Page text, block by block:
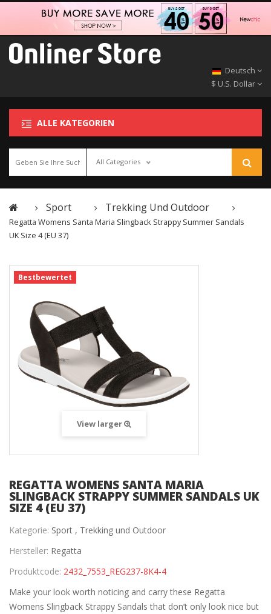
Deutsch
$ U.S. Dollar
ALLE KATEGORIEN
All Categories
Sport Trekking Und Outdoor
Regatta Womens Santa Maria Slingback Strappy Summer Sandals
UK Size 4 (EU 37)
Bestbewertet
View larger
REGATTA WOMENS SANTA MARIA
SLINGBACK STRAPPY SUMMER SANDALS UK
SIZE 4 (EU 37)
Kategorie: Sport , Trekking und Outdoor
Hersteller: Regatta
Produktcode: 2432_7553_REG237-8K4-4
Make your look worth noticing and carry these Regatta
Womens Slingback Strappy Sandals that don’t only look nice but